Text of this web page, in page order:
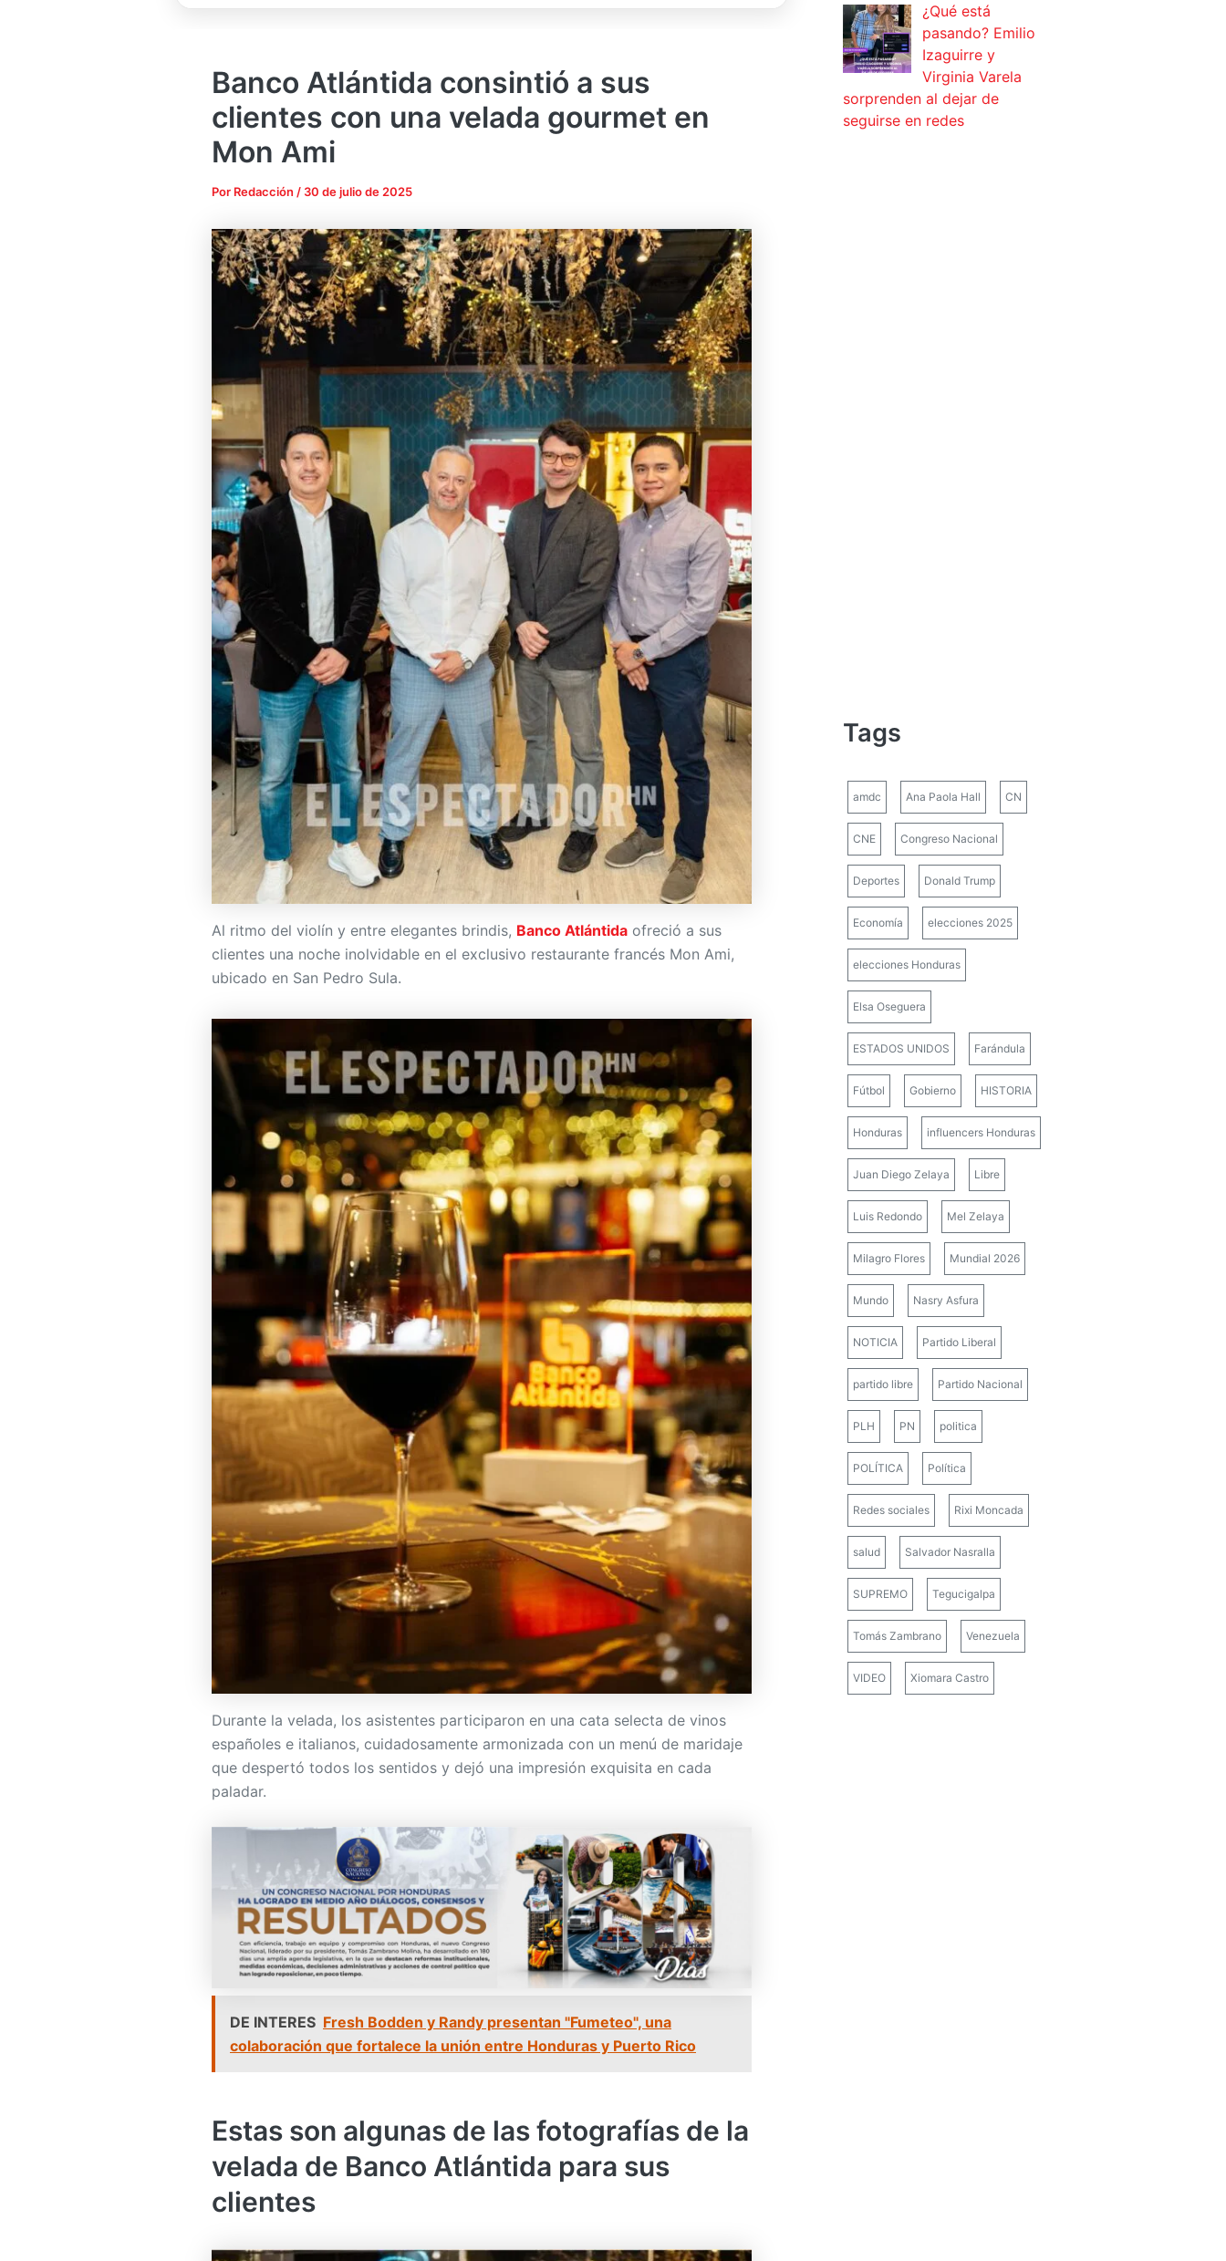
Banco Atlántida consintió a sus
clientes con una velada gourmet en
Mon Ami
Por Redacción / 30 de julio de 2025
Al ritmo del violín y entre elegantes brindis, Banco Atlántida ofreció a sus
clientes una noche inolvidable en el exclusivo restaurante francés Mon Ami,
ubicado en San Pedro Sula.
Durante la velada, los asistentes participaron en una cata selecta de vinos
españoles e italianos, cuidadosamente armonizada con un menú de maridaje
que despertó todos los sentidos y dejó una impresión exquisita en cada
paladar.
DE INTERES Fresh Bodden y Randy presentan "Fumeteo", una
colaboración que fortalece la unión entre Honduras y Puerto Rico
Estas son algunas de las fotografías de la
velada de Banco Atlántida para sus
clientes
¿Qué está
pasando? Emilio
Izaguirre y
Virginia Varela
sorprenden al dejar de
seguirse en redes
Tags
amdc Ana Paola Hall CN
CNE Congreso Nacional
Deportes Donald Trump
Economía elecciones 2025
elecciones Honduras
Elsa Oseguera
ESTADOS UNIDOS Farándula
Fútbol Gobierno HISTORIA
Honduras influencers Honduras
Juan Diego Zelaya Libre
Luis Redondo Mel Zelaya
Milagro Flores Mundial 2026
Mundo Nasry Asfura
NOTICIA Partido Liberal
partido libre Partido Nacional
PLH PN politica
POLÍTICA Política
Redes sociales Rixi Moncada
salud Salvador Nasralla
SUPREMO Tegucigalpa
Tomás Zambrano Venezuela
VIDEO Xiomara Castro